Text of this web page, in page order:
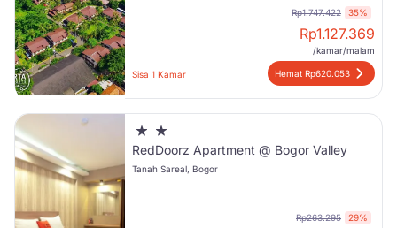
Rp1.747.422 35%
Rp1.127.369
/kamar/malam
Sisa 1 Kamar Hemat Rp620.053
RedDoorz Apartment @ Bogor Valley
Tanah Sareal, Bogor
Rp263.295 29%